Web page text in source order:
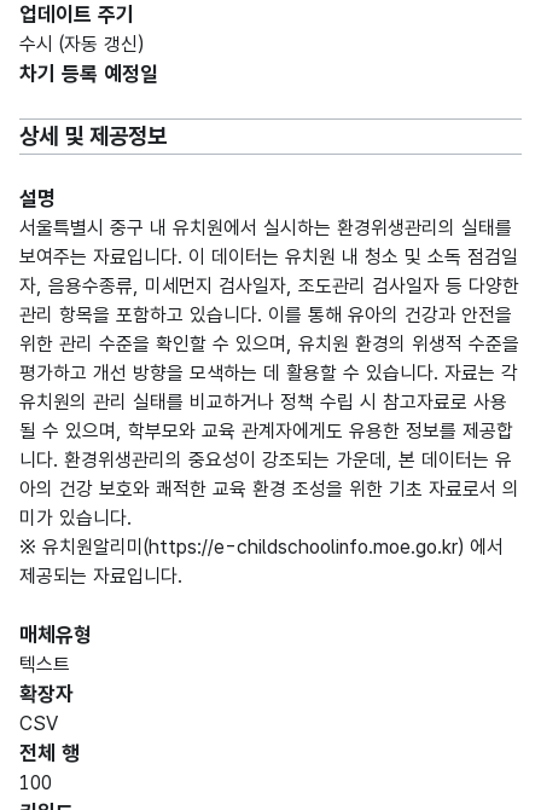
업데이트 주기
수시 (자동 갱신)
차기 등록 예정일
상세 및 제공정보
설명
서울특별시 중구 내 유치원에서 실시하는 환경위생관리의 실태를
보여주는 자료입니다. 이 데이터는 유치원 내 청소 및 소독 점검일
자, 음용수종류, 미세먼지 검사일자, 조도관리 검사일자 등 다양한
관리 항목을 포함하고 있습니다. 이를 통해 유아의 건강과 안전을
위한 관리 수준을 확인할 수 있으며, 유치원 환경의 위생적 수준을
평가하고 개선 방향을 모색하는 데 활용할 수 있습니다. 자료는 각
유치원의 관리 실태를 비교하거나 정책 수립 시 참고자료로 사용
될 수 있으며, 학부모와 교육 관계자에게도 유용한 정보를 제공합
니다. 환경위생관리의 중요성이 강조되는 가운데, 본 데이터는 유
아의 건강 보호와 쾌적한 교육 환경 조성을 위한 기초 자료로서 의
미가 있습니다.
※ 유치원알리미(https://e-childschoolinfo.moe.go.kr) 에서
제공되는 자료입니다.
매체유형
텍스트
확장자
CSV
전체 행
100